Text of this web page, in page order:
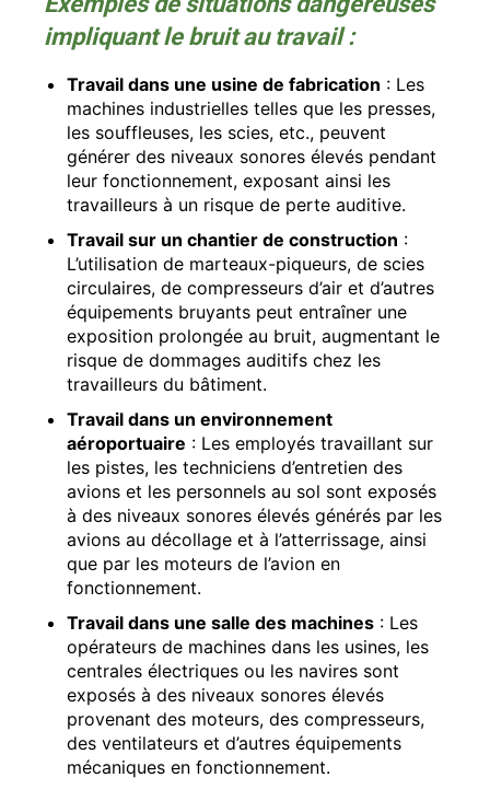
impliquant le bruit au travail :
Travail dans une usine de fabrication : Les
machines industrielles telles que les presses,
les souffleuses, les scies, etc., peuvent
générer des niveaux sonores élevés pendant
leur fonctionnement, exposant ainsi les
travailleurs à un risque de perte auditive.
Travail sur un chantier de construction :
L’utilisation de marteaux-piqueurs, de scies
circulaires, de compresseurs d’air et d’autres
équipements bruyants peut entraîner une
exposition prolongée au bruit, augmentant le
risque de dommages auditifs chez les
travailleurs du bâtiment.
Travail dans un environnement
aéroportuaire : Les employés travaillant sur
les pistes, les techniciens d’entretien des
avions et les personnels au sol sont exposés
à des niveaux sonores élevés générés par les
avions au décollage et à l’atterrissage, ainsi
que par les moteurs de l’avion en
fonctionnement.
Travail dans une salle des machines : Les
opérateurs de machines dans les usines, les
centrales électriques ou les navires sont
exposés à des niveaux sonores élevés
provenant des moteurs, des compresseurs,
des ventilateurs et d’autres équipements
mécaniques en fonctionnement.